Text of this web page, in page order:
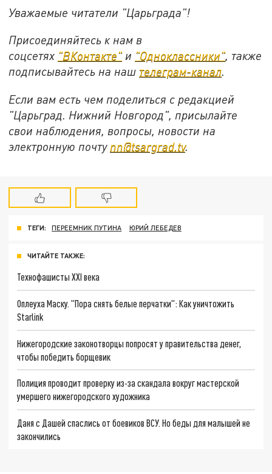
Уважаемые читатели "Царьграда"!
Присоединяйтесь к нам в
соцсетях "ВКонтакте" и "Одноклассники", также
подписывайтесь на наш телеграм-канал.
Если вам есть чем поделиться с редакцией
"Царьград. Нижний Новгород", присылайте
свои наблюдения, вопросы, новости на
электронную почту nn@tsargrad.tv.
ТЕГИ: ПЕРЕЕМНИК ПУТИНА ЮРИЙ ЛЕБЕДЕВ
ЧИТАЙТЕ ТАКЖЕ:
Технофашисты XXI века
Оплеуха Маску. "Пора снять белые перчатки": Как уничтожить
Starlink
Нижегородские законотворцы попросят у правительства денег,
чтобы победить борщевик
Полиция проводит проверку из-за скандала вокруг мастерской
умершего нижегородского художника
Даня с Дашей спаслись от боевиков ВСУ. Но беды для малышей не
закончились